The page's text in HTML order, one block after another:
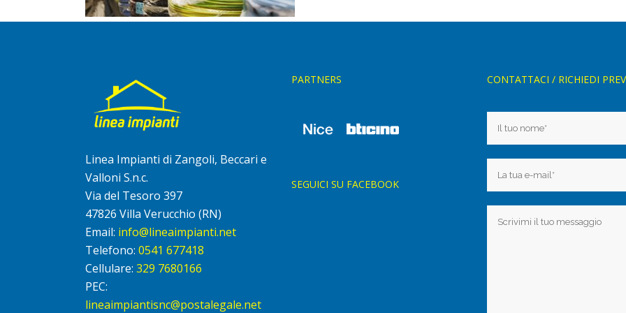
Linea Impianti di Zangoli, Beccari e
Valloni S.n.c.
Via del Tesoro 397
47826 Villa Verucchio (RN)
Email: info@lineaimpianti.net
Telefono: 0541 677418
Cellulare: 329 7680166
PEC:
lineaimpiantisnc@postalegale.net
PARTNERS
SEGUICI SU FACEBOOK
CONTATTACI / RICHIEDI